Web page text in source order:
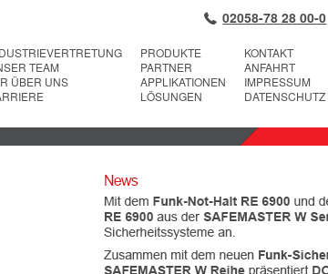
02058-78 28 00-0
TEAM
ÜBER UNS
PRODUKTE
PARTNER
APPLIKATIONEN
LÖSUNGEN
KONTAKT
ANFAHRT
IMPRESSUM
DATENSCHUTZ